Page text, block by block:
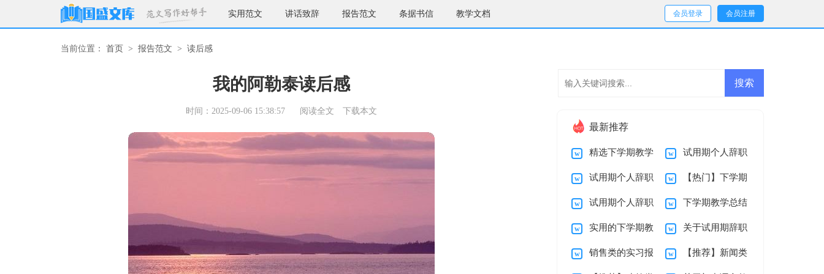
实用范文 讲话致辞 报告范文 条据书信 教学文档 会员登录 会员注册
当前位置： 首页 > 报告范文 > 读后感
我的阿勒泰读后感
时间：2025-09-06 15:38:57 阅读全文 下载本文
最新推荐
精选下学期教学
总结范文锦集十篇
试用期个人辞职
报告范文锦集5篇
试用期个人辞职
报告范文锦集8篇
【热门】下学期
教学总结3篇
试用期个人辞职
报告范文锦集7篇
下学期教学总结
九篇
实用的下学期教
学总结范文锦集6篇
关于试用期辞职
报告范文锦集5篇
销售类的实习报 【推荐】新闻类